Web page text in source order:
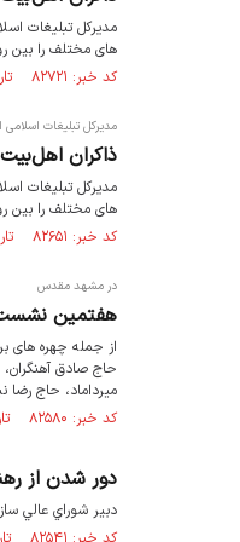
مدیرکل تبلیغات
های مختلف را بین
کد خبر: ۸۲۷۲۱ تاریخ انتشار : ۱۳۹۵/۱۰/۲۰
مدیرکل تبلیغات اسلامی
ذاکران
مدیرکل تبلیغات
های مختلف را بین
کد خبر: ۸۲۶۵۱ تاریخ انتشار : ۱۳۹۵/۱۰/۱۳
در مشهد مقدس
هفتمین نشست
از جمله چهره های
حاج صادق
میرداماد، حاج
کد خبر: ۸۲۵۸۰ تاریخ انتشار : ۱۳۹۵/۱۰/۰۵
دور شدن از
دبير شوراي عالي